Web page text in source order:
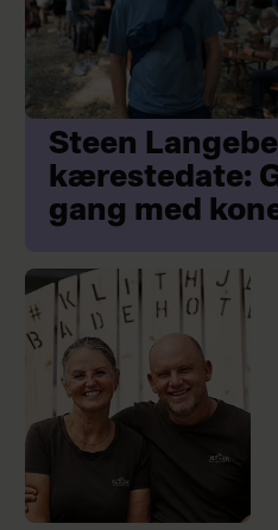
Steen
kærestedate:
gang med